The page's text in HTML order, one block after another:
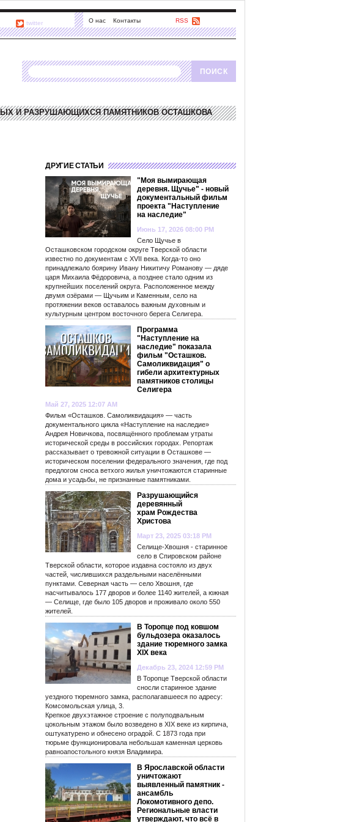
О нас Контакты RSS
twitter
И РАЗРУШАЮЩИХСЯ ПАМЯТНИКОВ ОСТАШКОВА
ДРУГИЕ СТАТЬИ
"Моя вымирающая
деревня. Щучье" - новый
документальный фильм
проекта "Наступление
на наследие"
Июнь 17, 2026 08:00 PM
Село Щучье в
Осташковском городском округе Тверской области
известно по документам с XVII века. Когда-то оно
принадлежало боярину Ивану Никитичу Романову — дяде
царя Михаила Фёдоровича, а позднее стало одним из
крупнейших поселений округа. Расположенное между
двумя озёрами — Щучьим и Каменным, село на
протяжении веков оставалось важным духовным и
культурным центром восточного берега Селигера.
Программа
"Наступление на
наследие" показала
фильм "Осташков.
Самоликвидация" о
гибели архитектурных
памятников столицы
Селигера
Май 27, 2025 12:07 AM
Фильм «Осташков. Самоликвидация» — часть
документального цикла «Наступление на наследие»
Андрея Новичкова, посвящённого проблемам утраты
исторической среды в российских городах. Репортаж
рассказывает о тревожной ситуации в Осташкове —
историческом поселении федерального значения, где под
предлогом сноса ветхого жилья уничтожаются старинные
дома и усадьбы, не признанные памятниками.
Разрушающийся
деревянный
храм Рождества
Христова
Март 23, 2025 03:18 PM
Селище-Хвошня - старинное
село в Спировском районе
Тверской области, которое издавна состояло из двух
частей, числившихся раздельными населёнными
пунктами. Северная часть — село Хвошня, где
насчитывалось 177 дворов и более 1140 жителей, а южная
— Селище, где было 105 дворов и проживало около 550
жителей.
В Торопце под ковшом
бульдозера оказалось
здание тюремного замка
XIX века
Декабрь 23, 2024 12:59 PM
В Торопце Тверской области
сносли старинное здание
уездного тюремного замка, располагавшееся по адресу:
Комсомольская улица, 3.
Крепкое двухэтажное строение с полуподвальным
цокольным этажом было возведено в XIX веке из кирпича,
оштукатурено и обнесено оградой. С 1873 года при
тюрьме функционировала небольшая каменная церковь
равноапостольного князя Владимира.
В Ярославской области
уничтожают
выявленный памятник -
ансамбль
Локомотивного депо.
Региональные власти
утверждают, что всё в